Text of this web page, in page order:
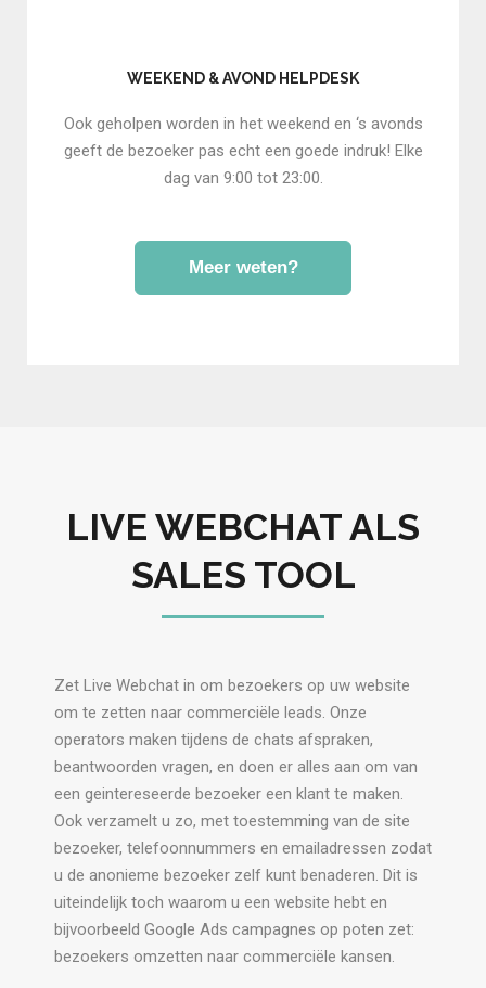
WEEKEND & AVOND HELPDESK
Ook geholpen worden in het weekend en ‘s avonds
geeft de bezoeker pas echt een goede indruk! Elke
dag van 9:00 tot 23:00.
Meer weten?
LIVE WEBCHAT ALS
SALES TOOL
Zet Live Webchat in om bezoekers op uw website
om te zetten naar commerciële leads. Onze
operators maken tijdens de chats afspraken,
beantwoorden vragen, en doen er alles aan om van
een geintereseerde bezoeker een klant te maken.
Ook verzamelt u zo, met toestemming van de site
bezoeker, telefoonnummers en emailadressen zodat
u de anonieme bezoeker zelf kunt benaderen. Dit is
uiteindelijk toch waarom u een website hebt en
bijvoorbeeld Google Ads campagnes op poten zet:
bezoekers omzetten naar commerciële kansen.